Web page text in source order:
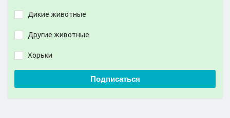
Дикие животные
Другие животные
Хорьки
Подписаться